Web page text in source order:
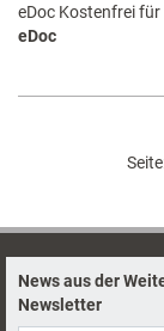
eDoc Kostenfrei
eDoc
News aus der
Newsletter